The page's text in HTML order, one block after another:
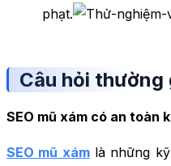
phạt.
Câu hỏi thường
SEO mũ xám có an toàn
SEO mũ xámlà những kỹ